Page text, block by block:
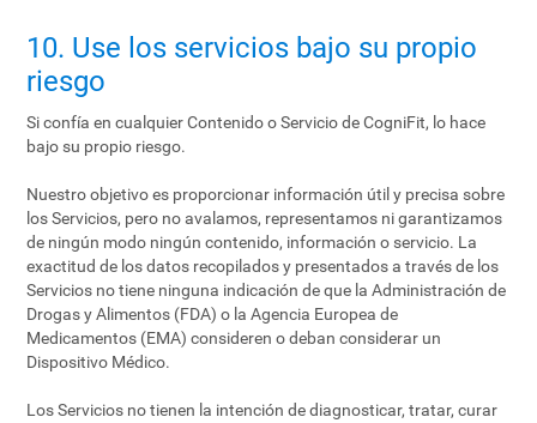
10. Use los servicios bajo su propio
riesgo
Si confía en cualquier Contenido o Servicio de CogniFit, lo hace
bajo su propio riesgo.
Nuestro objetivo es proporcionar información útil y precisa sobre
los Servicios, pero no avalamos, representamos ni garantizamos
de ningún modo ningún contenido, información o servicio. La
exactitud de los datos recopilados y presentados a través de los
Servicios no tiene ninguna indicación de que la Administración de
Drogas y Alimentos (FDA) o la Agencia Europea de
Medicamentos (EMA) consideren o deban considerar un
Dispositivo Médico.
Los Servicios no tienen la intención de diagnosticar, tratar, curar